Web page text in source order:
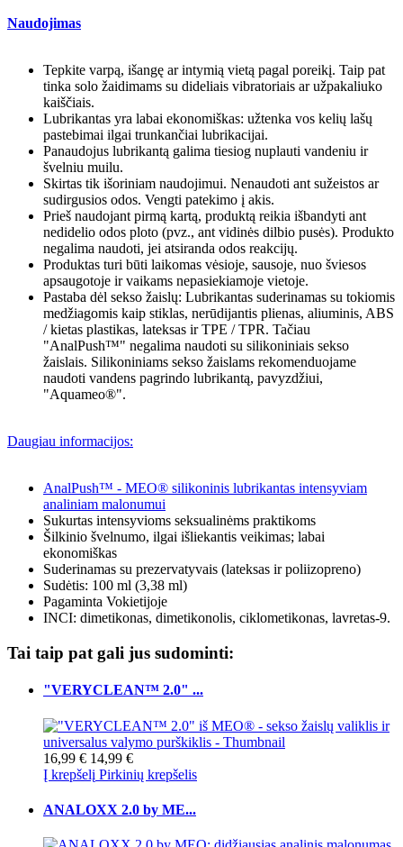
Naudojimas
Tepkite varpą, išangę ar intymią vietą pagal poreikį. Taip pat
tinka solo žaidimams su dideliais vibratoriais ar užpakaliuko
kaiščiais.
Lubrikantas yra labai ekonomiškas: užtenka vos kelių lašų
pastebimai ilgai trunkančiai lubrikacijai.
Panaudojus lubrikantą galima tiesiog nuplauti vandeniu ir
švelniu muilu.
Skirtas tik išoriniam naudojimui. Nenaudoti ant sužeistos ar
sudirgusios odos. Vengti patekimo į akis.
Prieš naudojant pirmą kartą, produktą reikia išbandyti ant
nedidelio odos ploto (pvz., ant vidinės dilbio pusės). Produkto
negalima naudoti, jei atsiranda odos reakcijų.
Produktas turi būti laikomas vėsioje, sausoje, nuo šviesos
apsaugotoje ir vaikams nepasiekiamoje vietoje.
Pastaba dėl sekso žaislų: Lubrikantas suderinamas su tokiomis
medžiagomis kaip stiklas, nerūdijantis plienas, aliuminis, ABS
/ kietas plastikas, lateksas ir TPE / TPR. Tačiau
"AnalPush™" negalima naudoti su silikoniniais sekso
žaislais. Silikoniniams sekso žaislams rekomenduojame
naudoti vandens pagrindo lubrikantą, pavyzdžiui,
"Aquameo®".
Daugiau informacijos:
AnalPush™ - MEO® silikoninis lubrikantas intensyviam
analiniam malonumui
Sukurtas intensyvioms seksualinėms praktikoms
Šilkinio švelnumo, ilgai išliekantis veikimas; labai
ekonomiškas
Suderinamas su prezervatyvais (lateksas ir poliizopreno)
Sudėtis: 100 ml (3,38 ml)
Pagaminta Vokietijoje
INCI: dimetikonas, dimetikonolis, ciklometikonas, lavretas-9.
Tai taip pat gali jus sudominti:
"VERYCLEAN™ 2.0" ...
16,99 € 14,99 €
Į krepšelį Pirkinių krepšelis
ANALOXX 2.0 by ME...